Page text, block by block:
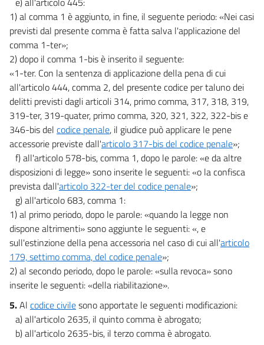
1) al comma 1 è aggiunto, in fine, il seguente periodo: «Nei casi
previsti dal presente comma è fatta salva l'applicazione del
comma 1-ter»;
2) dopo il comma 1-bis è inserito il seguente:
«1-ter. Con la sentenza di applicazione della pena di cui
all'articolo 444, comma 2, del presente codice per taluno dei
delitti previsti dagli articoli 314, primo comma, 317, 318, 319,
319-ter, 319-quater, primo comma, 320, 321, 322, 322-bis e
346-bis del codice penale, il giudice può applicare le pene
accessorie previste dall'articolo 317-bis del codice penale»;
f) all'articolo 578-bis, comma 1, dopo le parole: «e da altre
disposizioni di legge» sono inserite le seguenti: «o la confisca
prevista dall'articolo 322-ter del codice penale»;
g) all'articolo 683, comma 1:
1) al primo periodo, dopo le parole: «quando la legge non
dispone altrimenti» sono aggiunte le seguenti: «, e
sull'estinzione della pena accessoria nel caso di cui all'articolo
179, settimo comma, del codice penale»;
2) al secondo periodo, dopo le parole: «sulla revoca» sono
inserite le seguenti: «della riabilitazione».
5.Al codice civilesono apportate le seguenti modificazioni:
a) all'articolo 2635, il quinto comma è abrogato;
b) all'articolo 2635-bis, il terzo comma è abrogato.